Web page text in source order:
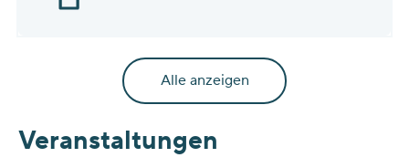
Alle anzeigen
Veranstaltungen